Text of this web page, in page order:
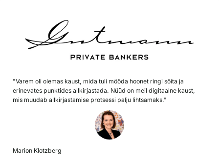
"Varem oli olemas kaust, mida tuli mööda hoonet ringi sõita ja
erinevates punktides allkirjastada. Nüüd on meil digitaalne kaust,
mis muudab allkirjastamise protsessi palju lihtsamaks."
Marion Klotzberg